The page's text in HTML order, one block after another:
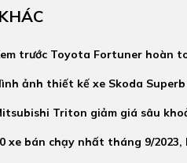
trước Toyota Fortuner hoàn
ảnh thiết kế xe Skoda
Triton giảm giá sâu
xe bán chạy nhất tháng 9/2023,